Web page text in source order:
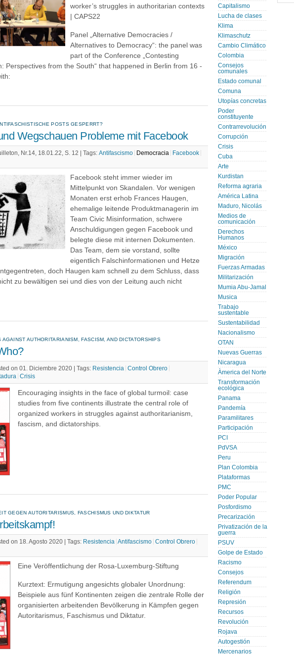
worker’s struggles in authoritarian contexts
| CAPS22
Panel „Alternative Democracies /
Alternatives to Democracy“: the panel was
part of the Conference „Contesting
Perspectives from the South“ that happened in Berlin from 16 -
POSTS GESPERRT?
Wegschauen Probleme mit Facebook
Nr.14, 18.01.22, S. 12 | Tags: Antifascismo Democracia
Facebook
Facebook steht immer wieder im
Mittelpunkt von Skandalen. Vor wenigen
Monaten erst erhob Frances Haugen,
ehemalige leitende Produktmanagerin im
Team Civic Misinformation, schwere
Anschuldigungen gegen Facebook und
belegte diese mit internen Dokumenten.
Das Team, dem sie vorstand, sollte
eigentlich Falschinformationen und Hetze
doch Haugen kam schnell zu dem Schluss, dass
zu bewältigen sei und dies von der Leitung auch nicht
AUTHORITARIANISM, FASCISM, AND DICTATORSHIPS
on 01. Diciembre 2020 | Tags: Resistencia
Control Obrero
Crisis
Encouraging insights in the face of global turmoil: case
studies from five continents illustrate the central role of
organized workers in struggles against authoritarianism,
fascism, and dictatorships.
GEGEN AUTORITARISMUS, FASCHISMUS UND DIKTATUR
on 18. Agosto 2020 | Tags: Resistencia Antifascismo Control Obrero
Eine Veröffentlichung der Rosa-Luxemburg-Stiftung
Kurztext: Ermutigung angesichts globaler Unordnung:
Beispiele aus fünf Kontinenten zeigen die zentrale Rolle der
organisierten arbeitenden Bevölkerung in Kämpfen gegen
Autoritarismus, Faschismus und Diktatur.
Capitalismo
Lucha de clases
Klima
Klimaschutz
Cambio Climático
Colombia
Consejos
comunales
Estado comunal
Comuna
Utopías concretas
Poder
constituyente
Contrarrevolución
Corrupción
Crisis
Cuba
Arte
Kurdistan
Reforma agraria
América Latina
Maduro, Nicolás
Medios de
comunicación
Derechos
Humanos
México
Migración
Fuerzas Armadas
Militarización
Mumia Abu-Jamal
Musica
Trabajo
sustentable
Sustentabilidad
Nacionalismo
OTAN
Nuevas Guerras
Nicaragua
Àmerica del Norte
Transformación
ecológica
Panama
Pandemía
Paramilitares
Participación
PCI
PdVSA
Peru
Plan Colombia
Plataformas
PMC
Poder Popular
Posfordismo
Precarización
Privatización de la
guerra
PSUV
Golpe de Estado
Racismo
Consejos
Referendum
Religión
Represión
Recursos
Revolución
Rojava
Autogestión
Mercenarios